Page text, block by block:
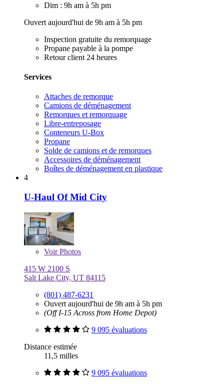
Dim : 9h am à 5h pm
Ouvert aujourd'hui de 9h am à 5h pm
Inspection gratuite du remorquage
Propane payable à la pompe
Retour client 24 heures
Services
Attaches de remorque
Camions de déménagement
Remorques et remorquage
Libre-entreposage
Conteneurs U-Box
Propane
Solde de camions et de remorques
Accessoires de déménagement
Boîtes de déménagement en plastique
4
U-Haul Of Mid City
VoirPhotos
415 W 2100 S
Salt Lake City, UT 84115
(801) 487-6231
Ouvert aujourd'hui de 9h am à 5h pm
(Off I-15 Across from Home Depot)
9 095 évaluations
Distance estimée
11,5 milles
9 095 évaluations